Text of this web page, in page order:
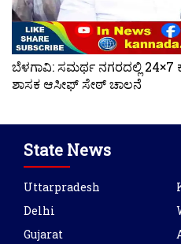
ಬೆಳಗಾವಿ: ಸಮರ್ಥ ನಗರದಲ್ಲಿ
ಶಾಸಕ ಆಸೀಫ್ ಸೇಠ್ ಚಾಲನೆ
State News
Uttarpradesh
Delhi
Gujarat